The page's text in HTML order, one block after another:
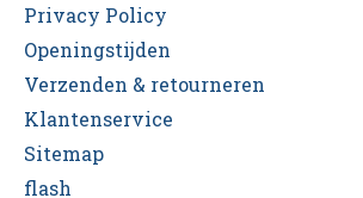
Privacy Policy
Openingstijden
Verzenden & retourneren
Klantenservice
Sitemap
flash